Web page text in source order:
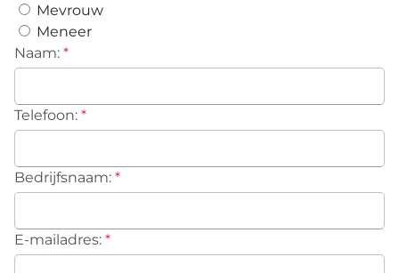
Mevrouw
Meneer
Naam: *
Telefoon: *
Bedrijfsnaam: *
E-mailadres: *